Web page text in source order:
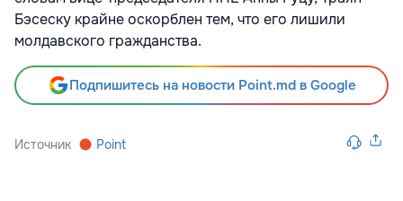
Бэсеску крайне оскорблен тем, что его лишили
молдавского гражданства.
Подпишитесь на новости Point.md в Google
Источник Point